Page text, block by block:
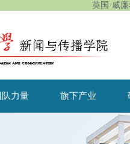
英国·威
队力量 旗下产业